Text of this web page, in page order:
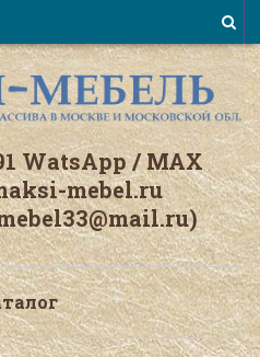
WatsАpp / МАХ
mebel.ru